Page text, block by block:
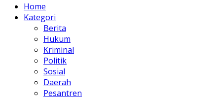
Home
Kategori
Berita
Hukum
Kriminal
Politik
Sosial
Daerah
Pesantren